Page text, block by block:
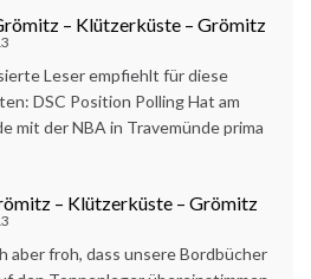
– Klützerküste – Grömitz
Leser empfiehlt für diese
DSC Position Polling Hat am
mit der NBA in Travemünde prima
– Klützerküste – Grömitz
aber froh, dass unsere Bordbücher